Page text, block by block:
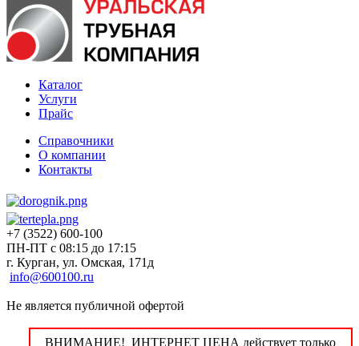
Каталог
Услуги
Прайс
Справочники
О компании
Контакты
+7 (3522) 600-100
ПН-ПТ с 08:15 до 17:15
г. Курган, ул. Омская, 171д
info@600100.ru
Не является публичной офертой
ВНИМАНИЕ! ИНТЕРНЕТ ЦЕНА действует только